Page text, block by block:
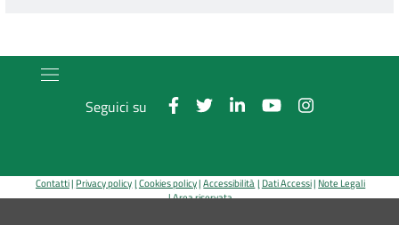
Seguici su
Contatti Privacy policy Cookies policy Accessibilità Dati Accessi Note Legali
Area riservata